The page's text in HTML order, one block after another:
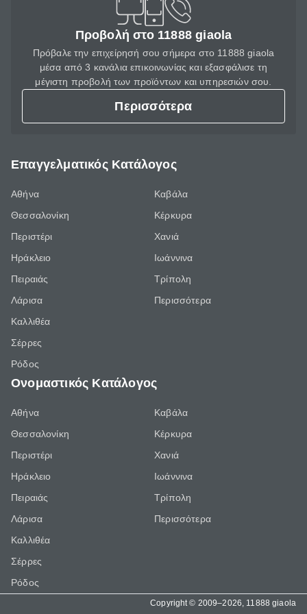
Προβολή στο 11888 giaola
Πρόβαλε την επιχείρησή σου σήμερα στο 11888 giaola
μέσα από 3 κανάλια επικοινωνίας και εξασφάλισε τη
μέγιστη προβολή των προϊόντων και υπηρεσιών σου.
Περισσότερα
Επαγγελματικός Κατάλογος
Αθήνα
Θεσσαλονίκη
Περιστέρι
Ηράκλειο
Πειραιάς
Λάρισα
Καλλιθέα
Σέρρες
Ρόδος
Καβάλα
Κέρκυρα
Χανιά
Ιωάννινα
Τρίπολη
Περισσότερα
Ονομαστικός Κατάλογος
Αθήνα
Θεσσαλονίκη
Περιστέρι
Ηράκλειο
Πειραιάς
Λάρισα
Καλλιθέα
Σέρρες
Ρόδος
Καβάλα
Κέρκυρα
Χανιά
Ιωάννινα
Τρίπολη
Περισσότερα
Copyright © 2009–2026, 11888 giaola